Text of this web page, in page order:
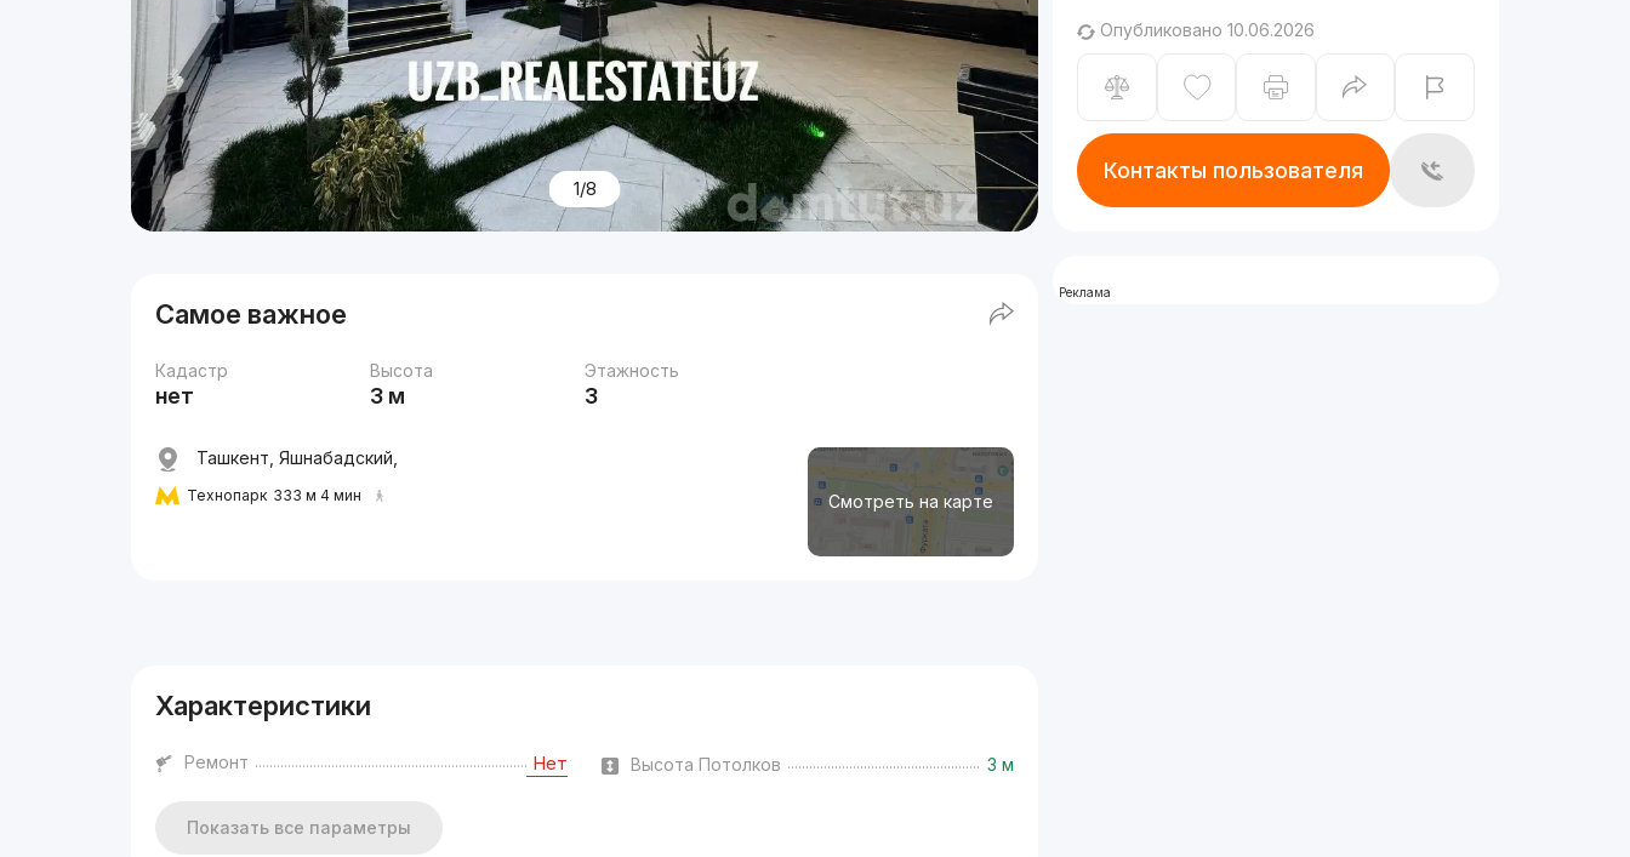
1/8
Самое важное
Кадастр
нет
Высота
3 м
Этажность
3
Смотреть на карте
Ташкент, Яшнабадский,
Технопарк 333 м 4 мин
Характеристики
Ремонт Нет Высота Потолков 3 м
Показать все параметры
Опубликовано 10.06.2026
Контакты пользователя
Реклама